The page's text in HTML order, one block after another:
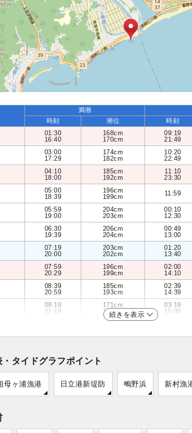
満潮
時刻 潮位 時刻
01:30
16:40
168cm
170cm
09:19
21:49
03:00
17:29
174cm
182cm
10:20
22:49
04:10
18:00
185cm
192cm
11:10
23:30
05:00
18:39
196cm
199cm
11:59
05:59
19:00
204cm
203cm
00:10
12:30
06:30
19:39
206cm
204cm
00:49
13:00
07:19
20:00
203cm
202cm
01:20
13:40
07:59
20:29
196cm
199cm
02:00
14:10
08:39
20:59
185cm
193cm
02:39
14:39
09:19
21:19
171cm
186cm
03:19
15:00
続きを表示
タイドグラフポイント
母ヶ浦漁港 日立港新堤防 鴫野浜 新村漁